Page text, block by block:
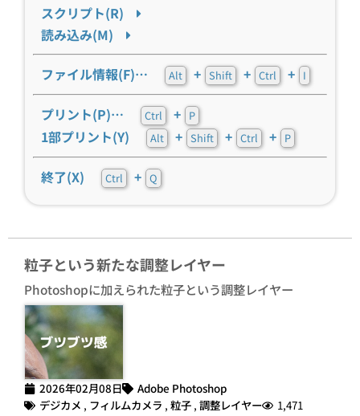
スクリプト(R)
読み込み(M)
ファイル情報(F)… Alt + Shift + Ctrl + I
プリント(P)… Ctrl + P
1部プリント(Y) Alt + Shift + Ctrl + P
終了(X) Ctrl + Q
粒子という新たな調整レイヤー
Photoshopに加えられた粒子という調整レイヤー
2026年02月08日
Adobe Photoshop
デジカメ , フィルムカメラ , 粒子 , 調整レイヤー 1,471